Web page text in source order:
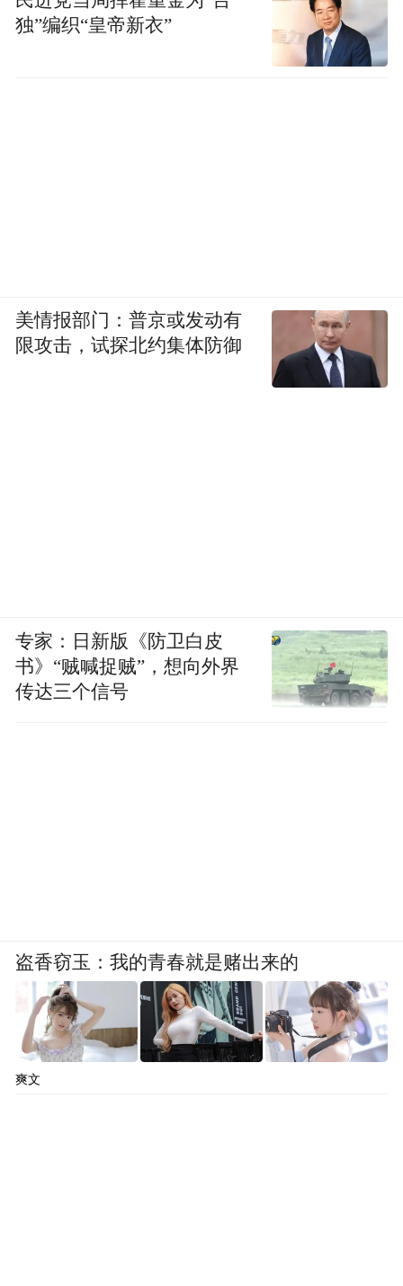
独”编织“皇帝新衣”
美情报部门：普京或发动有
限攻击，试探北约集体防御
专家：日新版《防卫白皮
书》“贼喊捉贼”，想向外界
传达三个信号
盗香窃玉：我的青春就是赌出来的
爽文